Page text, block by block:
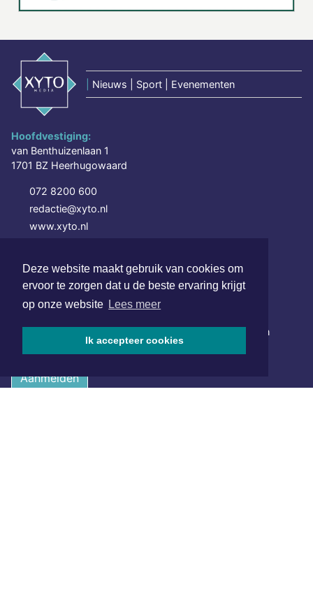
Deze website maakt gebruik van cookies om
ervoor te zorgen dat u de beste ervaring krijgt
op onze website Lees meer
Ik accepteer cookies
Nieuws | Sport | Evenementen
Hoofdvestiging:
van Benthuizenlaan 1
1701 BZ Heerhugowaard
072 8200 600
redactie@xyto.nl
www.xyto.nl
NIEUWSBRIEF AANMELDEN
Schrijf je in voor onze nieuwsbrief en krijg wekelijks een
samenvatting van alle gebeurtenissen uit jouw regio.
Aanmelden